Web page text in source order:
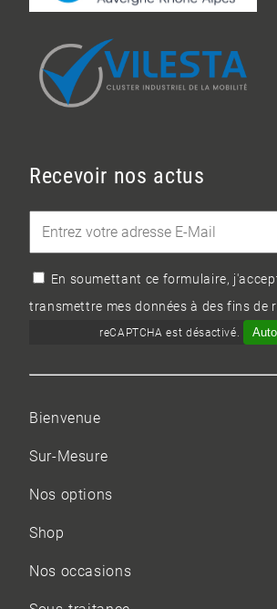
Recevoir nos actus
En soumettant ce formulaire,
transmettre mes données à des fins de
reCAPTCHA est désactivé.
Bienvenue
Sur-Mesure
Nos options
Shop
Nos occasions